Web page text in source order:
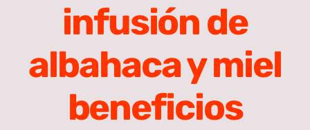
infusión de
albahaca y miel
beneficios